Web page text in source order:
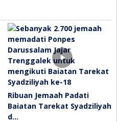
Ribuan Jemaah Padati
Baiatan Tarekat Syadziliyah
d…